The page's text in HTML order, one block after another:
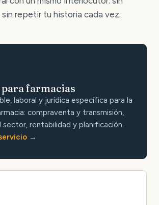
repetir tu historia cada vez.
farmacias
laboral y jurídica específica para la
compraventa y transmisión,
sector, rentabilidad y planificación.